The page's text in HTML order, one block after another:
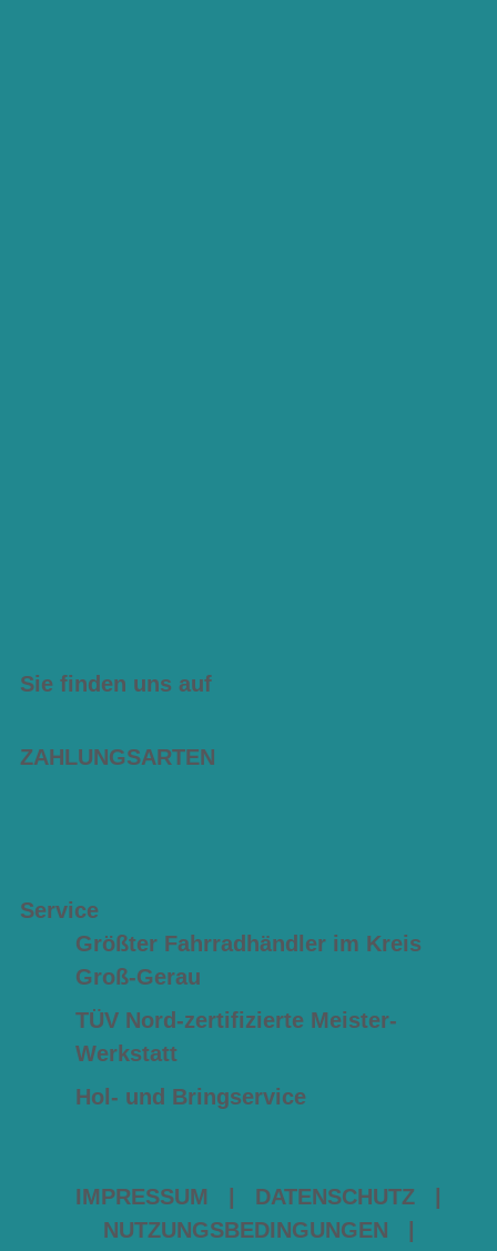
Sie finden uns auf
ZAHLUNGSARTEN
Service
Größter Fahrradhändler im Kreis
Groß-Gerau
TÜV Nord-zertifizierte Meister-
Werkstatt
Hol- und Bringservice
IMPRESSUM DATENSCHUTZ
NUTZUNGSBEDINGUNGEN